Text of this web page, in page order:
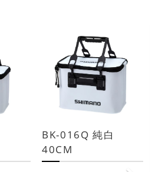
BK-016Q 純白
40CM